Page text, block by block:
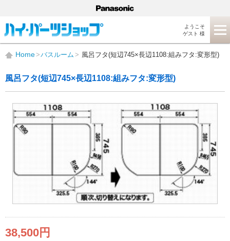
ようこそ
ゲスト 様
Home バスルーム 風呂フタ(短辺745×長辺1108:組みフタ:変形型)
風呂フタ(短辺745×長辺1108:組みフタ:変形型)
38,500円